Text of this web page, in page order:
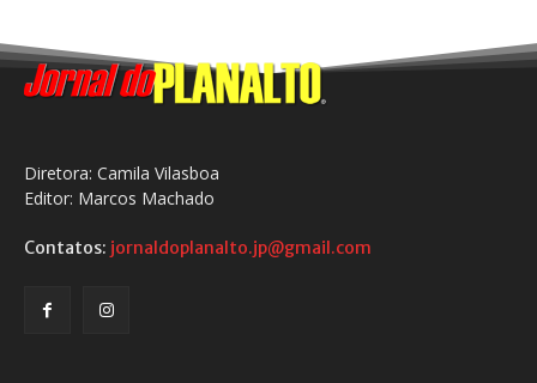
Diretora: Camila Vilasboa
Editor: Marcos Machado
Contatos: jornaldoplanalto.jp@gmail.com